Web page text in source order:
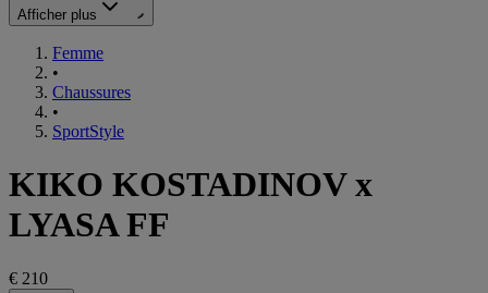
Afficher plus
Femme
•
Chaussures
•
SportStyle
KIKO KOSTADINOV x
LYASA FF
€ 210